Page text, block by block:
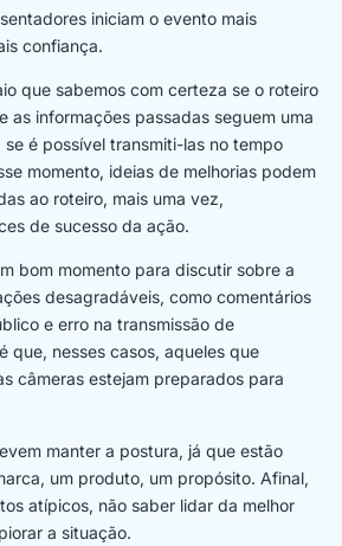
iniciam o evento mais
confiança.
que sabemos com certeza se o roteiro
as informações passadas seguem uma
é possível transmiti-las no tempo
momento, ideias de melhorias podem
ao roteiro, mais uma vez,
de sucesso da ação.
bom momento para discutir sobre a
desagradáveis, como comentários
e erro na transmissão de
que, nesses casos, aqueles que
câmeras estejam preparados para
manter a postura, já que estão
um produto, um propósito. Afinal,
atípicos, não saber lidar da melhor
a situação.